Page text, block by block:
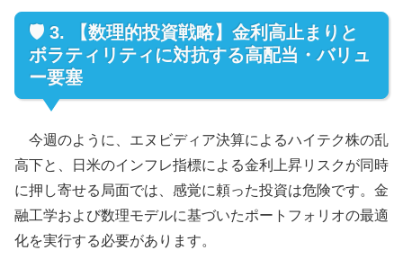
🛡️ 3. 【数理的投資戦略】金利高止まりと
ボラティリティに対抗する高配当・バリュ
ー要塞
今週のように、エヌビディア決算によるハイテク株の乱
高下と、日米のインフレ指標による金利上昇リスクが同時
に押し寄せる局面では、感覚に頼った投資は危険です。金
融工学および数理モデルに基づいたポートフォリオの最適
化を実行する必要があります。